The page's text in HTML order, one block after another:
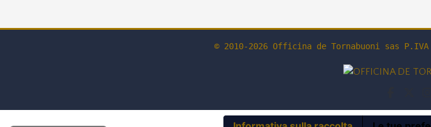
© 2010-2026 Officina de Tornabuoni sas